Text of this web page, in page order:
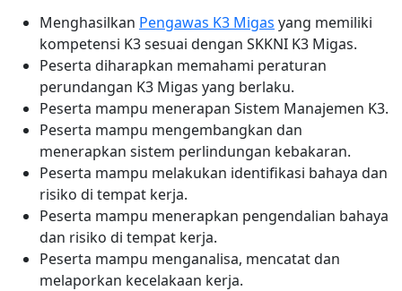
Menghasilkan Pengawas K3 Migas yang memiliki
kompetensi K3 sesuai dengan SKKNI K3 Migas.
Peserta diharapkan memahami peraturan
perundangan K3 Migas yang berlaku.
Peserta mampu menerapan Sistem Manajemen K3.
Peserta mampu mengembangkan dan
menerapkan sistem perlindungan kebakaran.
Peserta mampu melakukan identifikasi bahaya dan
risiko di tempat kerja.
Peserta mampu menerapkan pengendalian bahaya
dan risiko di tempat kerja.
Peserta mampu menganalisa, mencatat dan
melaporkan kecelakaan kerja.